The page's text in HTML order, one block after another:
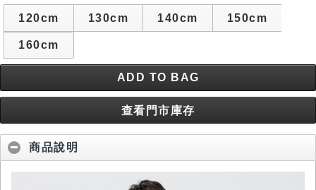
120cm 130cm 140cm 150cm
160cm
ADD TO BAG
查看門市庫存
商品說明